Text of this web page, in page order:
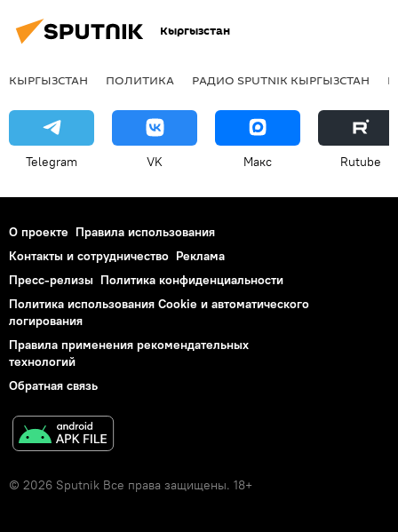
Кыргызстан
КЫРГЫЗСТАН ПОЛИТИКА РАДИО SPUTNIK КЫРГЫЗСТАН
Telegram VK Макс Rutube
О проекте Правила использования
Контакты и сотрудничество Реклама
Пресс-релизы Политика конфиденциальности
Политика использования Cookie и автоматического
логирования
Правила применения рекомендательных
технологий
Обратная связь
© 2026 Sputnik Все права защищены. 18+